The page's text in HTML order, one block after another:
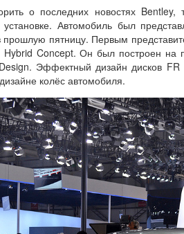
о последних новостях
установке. Автомобиль был
прошлую пятницу. Первым
Hybrid Concept. Он был построен
Эффектный дизайн дисков
колёс автомобиля.